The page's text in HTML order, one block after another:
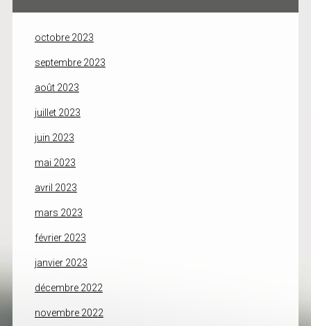
octobre 2023
septembre 2023
août 2023
juillet 2023
juin 2023
mai 2023
avril 2023
mars 2023
février 2023
janvier 2023
décembre 2022
novembre 2022